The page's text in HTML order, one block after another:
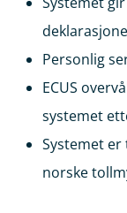
Personlig
ECUS
systemet
Systemet
norske